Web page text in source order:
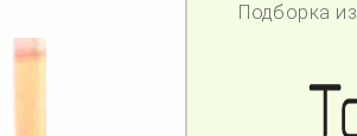
Подборка